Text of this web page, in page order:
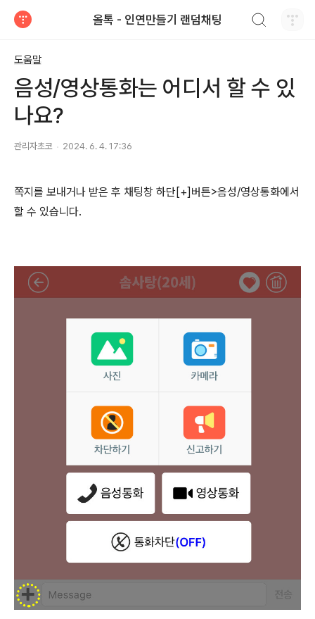
올톡 - 인연만들기 랜덤채팅
도움말
음성/영상통화는 어디서 할 수 있
나요?
관리자초코 2024. 6. 4. 17:36
쪽지를 보내거나 받은 후 채팅창 하단[+]버튼>음성/영상통화에서
할 수 있습니다.